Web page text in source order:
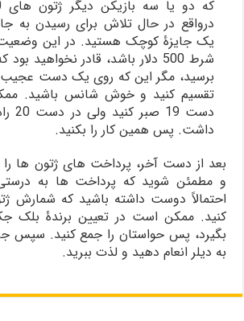
درواقع در حال تلاش برای رسیدن به
یک جایزۀ کوچک هستید. در این وضعیت،
شرط 500 دلار باشد، قادر نخواهید
برسید، مگر این که روی یک دست
تقسیم کنید و خوش شانس باشید.
دست
داشت. پس همین کار را بکنید.
بعد از دست آخر، پرداخت­ های ژتون­ ها را
و مطمئن شوید که پرداخت­ ها به
احتمالاً دوست داشته باشید که شمارش
کنید. ممکن است در تعیین برندۀ بلک­
بگیرد، پس حواس­تان را جمع کنید. سپس
به دیلر انعام دهید و لذت ببرید.